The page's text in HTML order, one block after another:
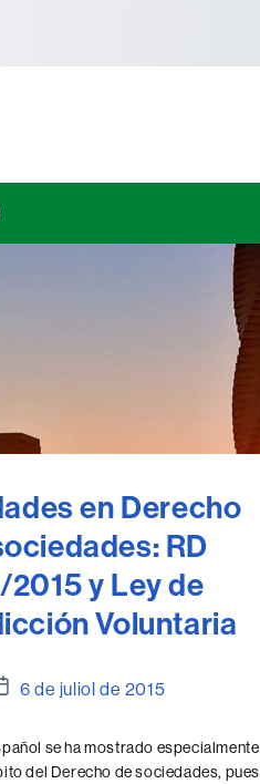
en Derecho
RD
2015 y Ley de
Voluntaria
6 de juliol de 2015
se ha mostrado especialmente
del Derecho de sociedades, pues